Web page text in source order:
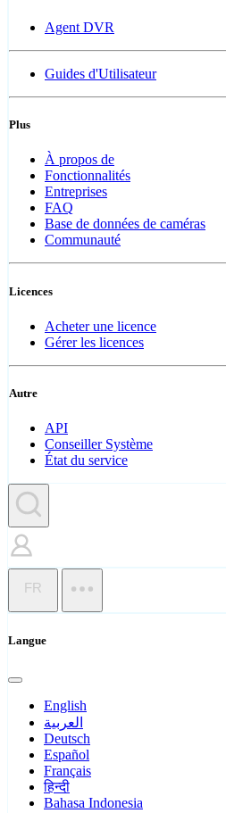
Agent DVR
Guides d'Utilisateur
Plus
À propos de
Fonctionnalités
Entreprises
FAQ
Base de données de caméras
Communauté
Licences
Acheter une licence
Gérer les licences
Autre
API
Conseiller Système
État du service
FR
Langue
English
العربية
Deutsch
Español
Français
हिन्दी
Bahasa Indonesia